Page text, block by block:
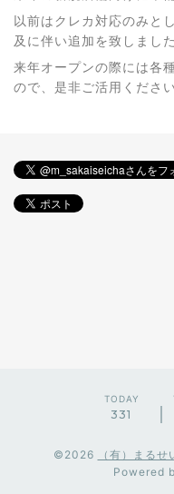
以前はクレカ対応のみと
及に伴い追加を致しました
来年オープンの際には各
ので、是非ご活用ください
TODAY
331
©2026 （有）まる
Powered